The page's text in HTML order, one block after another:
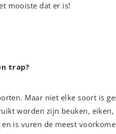
mooiste dat er is!
trap?
Maar niet elke soort is
worden zijn beuken,
is vuren de meest